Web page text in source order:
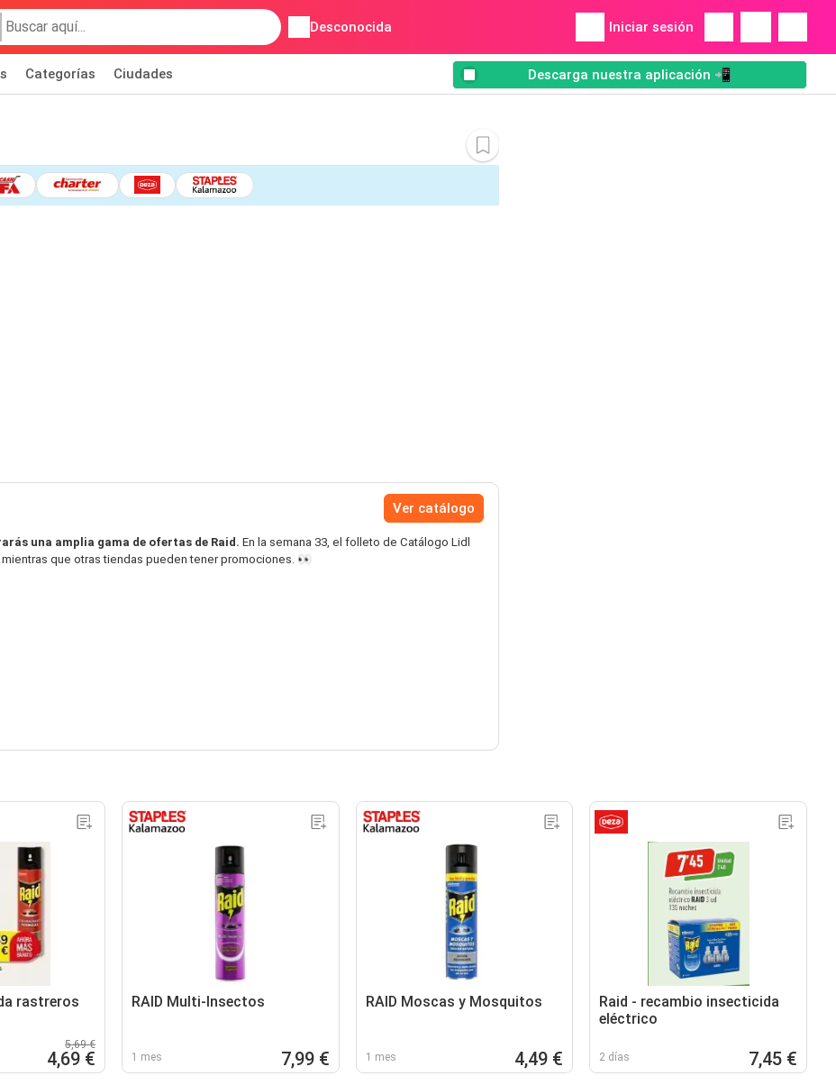
Desconocida Iniciar sesión
Categorías Ciudades Descarga nuestra aplicación 📲
Ver catálogo
una amplia gama de ofertas de Raid. En la semana 33, el folleto de Catálogo Lidl
que otras tiendas pueden tener promociones. 👀
rastreros
5,69 €
4,69 €
RAID Multi-Insectos
1 mes 7,99 €
RAID Moscas y Mosquitos
1 mes 4,49 €
Raid - recambio insecticida
eléctrico
2 días 7,45 €